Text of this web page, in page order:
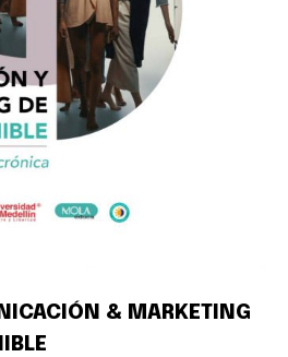
& MARKETING